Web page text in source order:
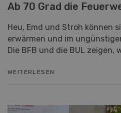
Ab 70 Grad die
Heu, Emd und Stroh können
erwärmen und im
Die BFB und die BUL zeigen,
WEITERLESEN